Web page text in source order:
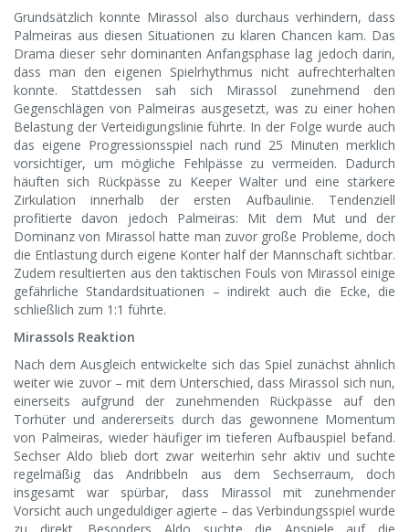
Grundsätzlich konnte Mirassol also durchaus verhindern, dass
Palmeiras aus diesen Situationen zu klaren Chancen kam. Das
Drama dieser sehr dominanten Anfangsphase lag jedoch darin,
dass man den eigenen Spielrhythmus nicht aufrechterhalten
konnte. Stattdessen sah sich Mirassol zunehmend den
Gegenschlägen von Palmeiras ausgesetzt, was zu einer hohen
Belastung der Verteidigungslinie führte. In der Folge wurde auch
das eigene Progressionsspiel nach rund 25 Minuten merklich
vorsichtiger, um mögliche Fehlpässe zu vermeiden. Dadurch
häuften sich Rückpässe zu Keeper Walter und eine stärkere
Zirkulation innerhalb der ersten Aufbaulinie. Tendenziell
profitierte davon jedoch Palmeiras: Mit dem Mut und der
Dominanz von Mirassol hatte man zuvor große Probleme, doch
die Entlastung durch eigene Konter half der Mannschaft sichtbar.
Zudem resultierten aus den taktischen Fouls von Mirassol einige
gefährliche Standardsituationen – indirekt auch die Ecke, die
schließlich zum 1:1 führte.
Mirassols Reaktion
Nach dem Ausgleich entwickelte sich das Spiel zunächst ähnlich
weiter wie zuvor – mit dem Unterschied, dass Mirassol sich nun,
einerseits aufgrund der zunehmenden Rückpässe auf den
Torhüter und andererseits durch das gewonnene Momentum
von Palmeiras, wieder häufiger im tieferen Aufbauspiel befand.
Sechser Aldo blieb dort zwar weiterhin sehr aktiv und suchte
regelmäßig das Andribbeln aus dem Sechserraum, doch
insgesamt war spürbar, dass Mirassol mit zunehmender
Vorsicht auch ungeduldiger agierte – das Verbindungsspiel wurde